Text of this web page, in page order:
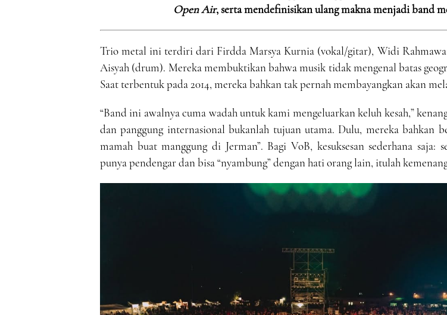
Open Air, serta mendefinisikan ulang makna menjadi band
Trio metal ini terdiri dari Firdda Marsya Kurnia (vokal/gitar), Widi
Aisyah (drum). Mereka membuktikan bahwa musik tidak mengenal batas
Saat terbentuk pada 2014, mereka bahkan tak pernah membayangkan akan
“Band ini awalnya cuma wadah untuk kami mengeluarkan keluh kesah,”
dan panggung internasional bukanlah tujuan utama. Dulu, mereka bahkan
mamah buat manggung di Jerman”. Bagi VoB, kesuksesan sederhana saja:
punya pendengar dan bisa “nyambung” dengan hati orang lain, itulah